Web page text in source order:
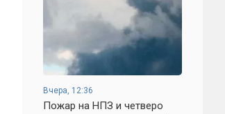
Вчера, 12:36
Пожар на НПЗ и четверо